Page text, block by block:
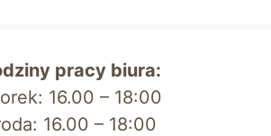
pracy biura:
16.00 – 18:00
16.00 – 18:00